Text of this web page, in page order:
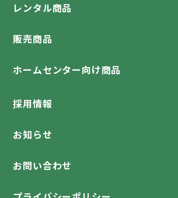
レンタル商品
販売商品
ホームセンター向け商品
採用情報
お知らせ
お問い合わせ